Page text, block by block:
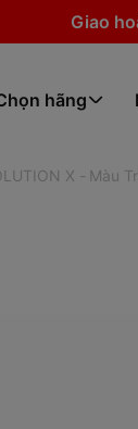
Giao
hãng
X - Màu